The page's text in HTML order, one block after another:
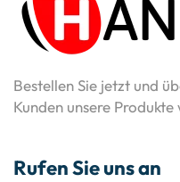
Bestellen Sie jetzt und
Kunden unsere Produkte
Rufen Sie uns an